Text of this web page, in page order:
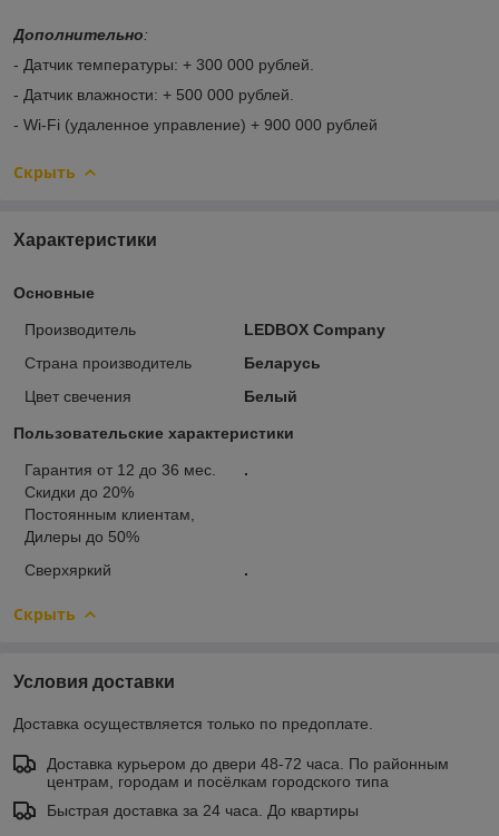
Дополнительно:
- Датчик температуры: + 300 000 рублей.
- Датчик влажности: + 500 000 рублей.
- Wi-Fi (удаленное управление) + 900 000 рублей
Скрыть
Характеристики
Основные
Производитель
LEDBOX Company
Страна производитель
Беларусь
Цвет свечения
Белый
Пользовательские характеристики
Гарантия от 12 до 36 мес.
Скидки до 20%
Постоянным клиентам,
Дилеры до 50%
.
Сверхяркий .
Скрыть
Условия доставки
Доставка осуществляется только по предоплате.
Доставка курьером до двери 48-72 часа. По районным
центрам, городам и посёлкам городского типа
Быстрая доставка за 24 часа. До квартиры